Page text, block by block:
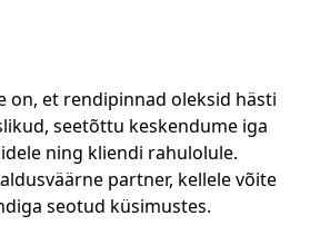
on, et rendipinnad oleksid hästi
seetõttu keskendume iga
ning kliendi rahulolule.
partner, kellele võite
seotud küsimustes.